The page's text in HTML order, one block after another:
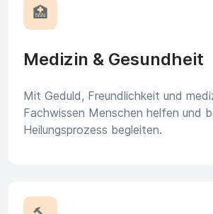
🏥
Medizin & Gesundheit
Mit Geduld, Freundlichkeit und
Fachwissen Menschen helfen und
Heilungsprozess begleiten.